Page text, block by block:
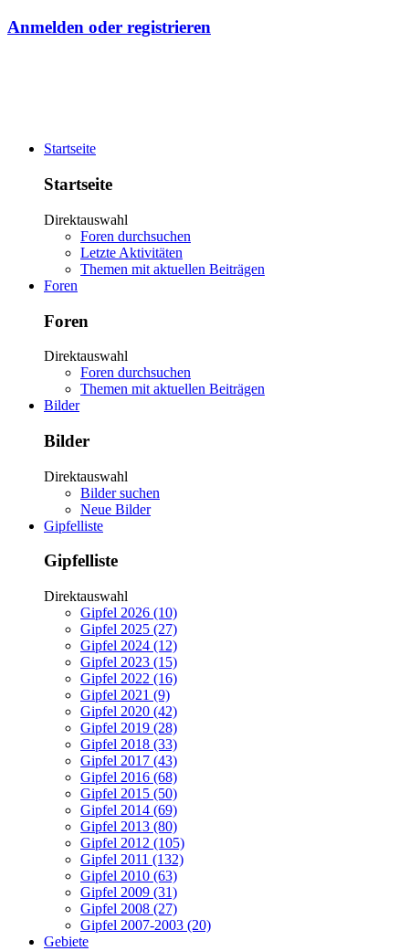
Anmelden oder registrieren
Startseite
Startseite
Direktauswahl
Foren durchsuchen
Letzte Aktivitäten
Themen mit aktuellen Beiträgen
Foren
Foren
Direktauswahl
Foren durchsuchen
Themen mit aktuellen Beiträgen
Bilder
Bilder
Direktauswahl
Bilder suchen
Neue Bilder
Gipfelliste
Gipfelliste
Direktauswahl
Gipfel 2026 (10)
Gipfel 2025 (27)
Gipfel 2024 (12)
Gipfel 2023 (15)
Gipfel 2022 (16)
Gipfel 2021 (9)
Gipfel 2020 (42)
Gipfel 2019 (28)
Gipfel 2018 (33)
Gipfel 2017 (43)
Gipfel 2016 (68)
Gipfel 2015 (50)
Gipfel 2014 (69)
Gipfel 2013 (80)
Gipfel 2012 (105)
Gipfel 2011 (132)
Gipfel 2010 (63)
Gipfel 2009 (31)
Gipfel 2008 (27)
Gipfel 2007-2003 (20)
Gebiete